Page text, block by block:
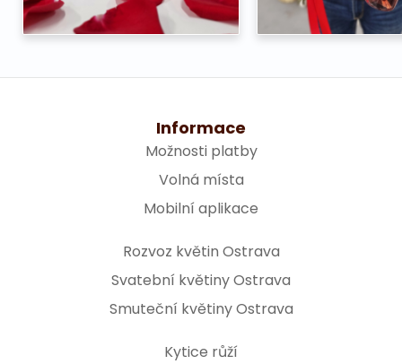
Informace
Možnosti platby
Volná místa
Mobilní aplikace
Rozvoz květin Ostrava
Svatební květiny Ostrava
Smuteční květiny Ostrava
Kytice růží